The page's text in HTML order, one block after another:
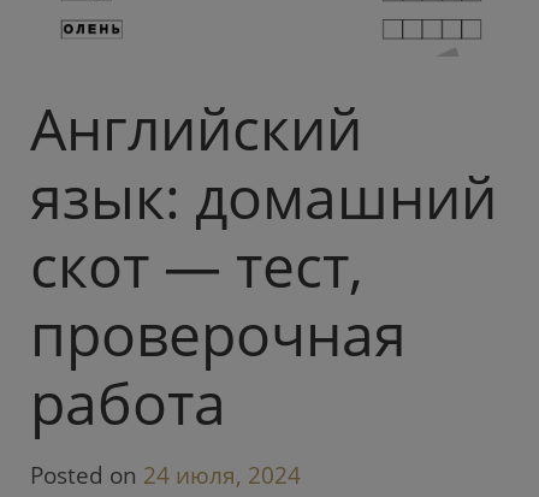
Английский
язык: домашний
скот — тест,
проверочная
работа
Posted on 24 июля, 2024